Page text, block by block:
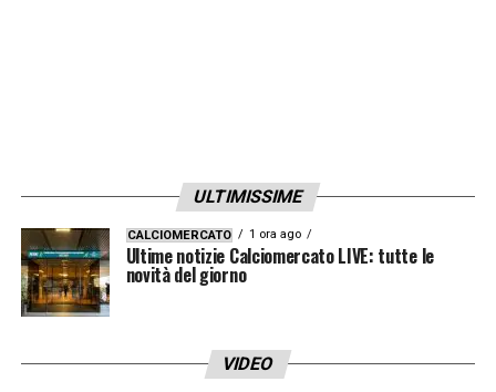
ULTIMISSIME
CALCIOMERCATO 1 ora ago
Ultime notizie Calciomercato LIVE: tutte le
novità del giorno
VIDEO